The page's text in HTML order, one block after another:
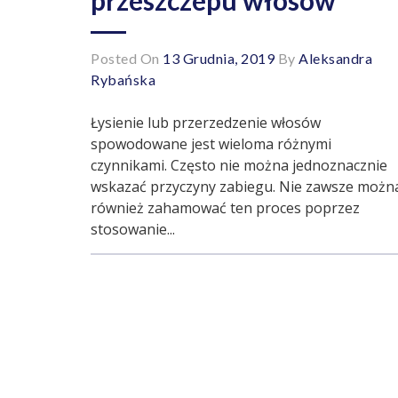
Posted On 13 Grudnia, 2019By Aleksandra
Rybańska
Łysienie lub przerzedzenie włosów
spowodowane jest wieloma różnymi
czynnikami. Często nie można jednoznacznie
wskazać przyczyny zabiegu. Nie zawsze
również zahamować ten proces poprzez
stosowanie...